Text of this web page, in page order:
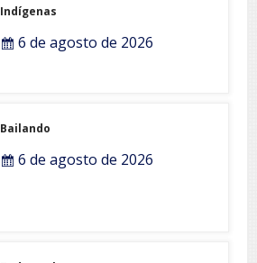
Indígenas
6 de agosto de 2026
Bailando
6 de agosto de 2026